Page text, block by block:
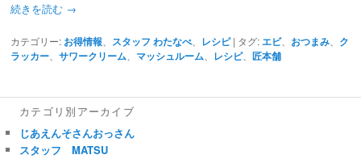
続きを読む →
カテゴリー: お得情報 スタッフ わたなべ、 レシピ | タグ: エビ、 おつまみ
ク
ラッカー 、サワークリーム マッシュルーム レシピ、匠本舗
カテゴリ別アーカイブ
じあえんそさんおっさん
スタッフ MATSU